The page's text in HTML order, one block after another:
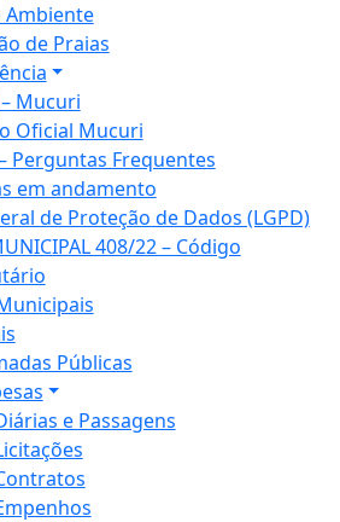
Ambiente
de Praias
Mucuri
Oficial Mucuri
Perguntas Frequentes
em andamento
de Proteção de Dados (LGPD)
408/22 – Código
Públicas
e Passagens